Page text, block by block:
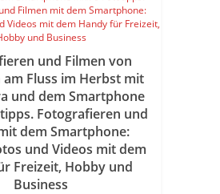
und Filmen von
am Fluss im Herbst mit
und dem Smartphone
Fotografieren und
dem Smartphone:
und Videos mit dem
Freizeit, Hobby und
Business